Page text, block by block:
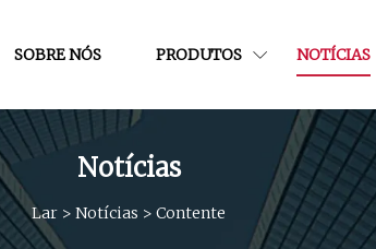
SOBRE NÓS PRODUTOS NOTÍCIAS
Notícias
Lar > Notícias > Contente